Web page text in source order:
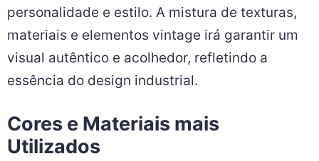
personalidade e estilo. A mistura de texturas,
materiais e elementos vintage irá garantir um
visual autêntico e acolhedor, refletindo a
essência do design industrial.
Cores e Materiais mais
Utilizados